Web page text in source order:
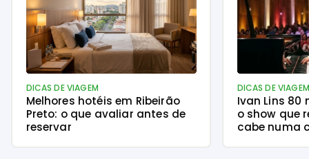
DICAS DE VIAGEM
Melhores hotéis em Ribeirão
Preto: o que avaliar antes de
reservar
DICAS DE VIAGEM
Ivan Lins 80
o show que
cabe numa